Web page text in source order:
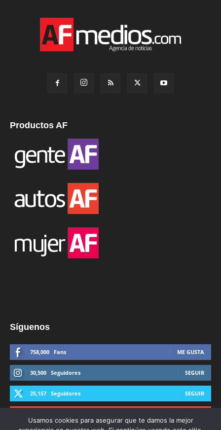
Productos AF
Síguenos
758,000 Fans ME GUSTA
30,500 Seguidores SEGUIR
25,157 Seguidores SEGUIR
Usamos cookies para asegurar que te damos la mejor